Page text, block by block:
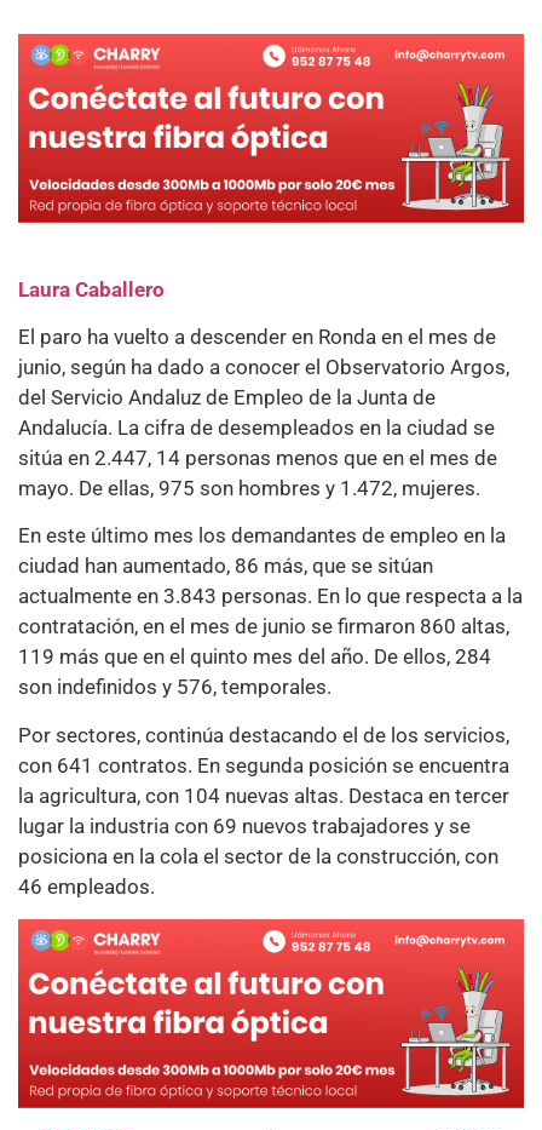
Laura Caballero
El paro ha vuelto a descender en Ronda en el mes de
junio, según ha dado a conocer el Observatorio Argos,
del Servicio Andaluz de Empleo de la Junta de
Andalucía. La cifra de desempleados en la ciudad se
sitúa en 2.447, 14 personas menos que en el mes de
mayo. De ellas, 975 son hombres y 1.472, mujeres.
En este último mes los demandantes de empleo en la
ciudad han aumentado, 86 más, que se sitúan
actualmente en 3.843 personas. En lo que respecta a la
contratación, en el mes de junio se firmaron 860 altas,
119 más que en el quinto mes del año. De ellos, 284
son indefinidos y 576, temporales.
Por sectores, continúa destacando el de los servicios,
con 641 contratos. En segunda posición se encuentra
la agricultura, con 104 nuevas altas. Destaca en tercer
lugar la industria con 69 nuevos trabajadores y se
posiciona en la cola el sector de la construcción, con
46 empleados.